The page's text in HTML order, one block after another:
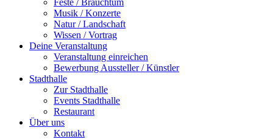
Musik / Konzerte
Natur / Landschaft
Wissen / Vortrag
Deine Veranstaltung
Veranstaltung einreichen
Bewerbung Aussteller / Künstler
Stadthalle
Zur Stadthalle
Events Stadthalle
Restaurant
Über uns
Kontakt